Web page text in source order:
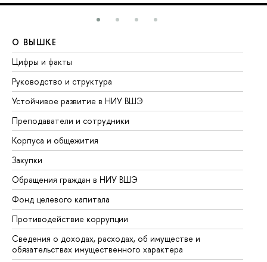
О ВЫШКЕ
Цифры и факты
Руководство и структура
Устойчивое развитие в НИУ ВШЭ
Преподаватели и сотрудники
Корпуса и общежития
Закупки
Обращения граждан в НИУ ВШЭ
Фонд целевого капитала
Противодействие коррупции
Сведения о доходах, расходах, об имуществе и
обязательствах имущественного характера